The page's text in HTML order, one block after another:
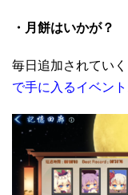
・月餅はいかが？
毎日追加されていく
で手に入るイベント